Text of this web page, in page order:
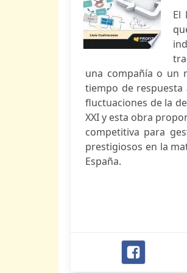
El
una compañía o un
tiempo de
fluctuaciones de la
XXI y esta obra
competitiva para
prestigiosos en la
España.